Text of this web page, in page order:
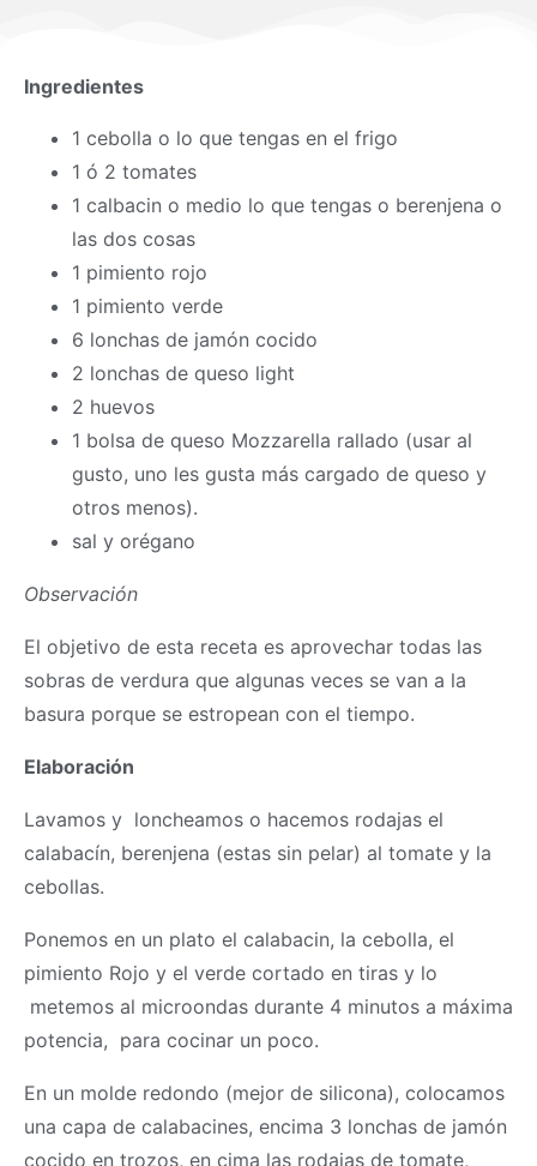
Ingredientes
1 cebolla o lo que tengas en el frigo
1 ó 2 tomates
1 calbacin o medio lo que tengas o berenjena o
las dos cosas
1 pimiento rojo
1 pimiento verde
6 lonchas de jamón cocido
2 lonchas de queso light
2 huevos
1 bolsa de queso Mozzarella rallado (usar al
gusto, uno les gusta más cargado de queso y
otros menos).
sal y orégano
Observación
El objetivo de esta receta es aprovechar todas las
sobras de verdura que algunas veces se van a la
basura porque se estropean con el tiempo.
Elaboración
Lavamos y loncheamos o hacemos rodajas el
calabacín, berenjena (estas sin pelar) al tomate y la
cebollas.
Ponemos en un plato el calabacin, la cebolla, el
pimiento Rojo y el verde cortado en tiras y lo
metemos al microondas durante 4 minutos a máxima
potencia, para cocinar un poco.
En un molde redondo (mejor de silicona), colocamos
una capa de calabacines, encima 3 lonchas de jamón
cocido en trozos, en cima las rodajas de tomate,